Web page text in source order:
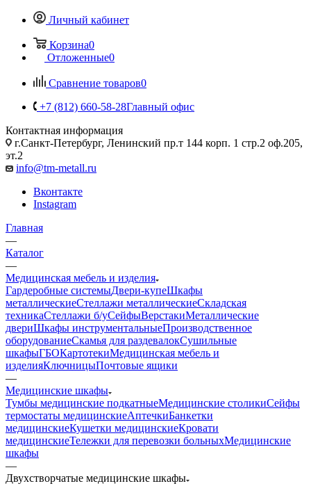
Личный кабинет
Корзина0
Отложенные0
Сравнение товаров0
+7 (812) 660-58-28Главный офис
Контактная информация
г.Санкт-Петербург, Ленинский пр.т 144 корп. 1 стр.2 оф.205,
эт.2
info@tm-metall.ru
Вконтакте
Instagram
Главная
—
Каталог
—
Медицинская мебель и изделия
Гардеробные системыДвери-купеШкафы
металлическиеСтеллажи металлическиеСкладская
техникаСтеллажи б/уСейфыВерстакиМеталлические
двериШкафы инструментальныеПроизводственное
оборудованиеСкамья для раздевалокСушильные
шкафыГБОКартотекиМедицинская мебель и
изделияКлючницыПочтовые ящики
—
Медицинские шкафы
Тумбы медицинские подкатныеМедицинские столикиСейфы
термостаты медицинскиеАптечкиБанкетки
медицинскиеКушетки медицинскиеКровати
медицинскиеТележки для перевозки больныхМедицинские
шкафы
—
Двухстворчатые медицинские шкафы